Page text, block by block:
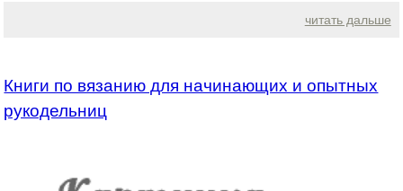
читать дальше
Книги по вязанию для начинающих и опытных
рукодельниц